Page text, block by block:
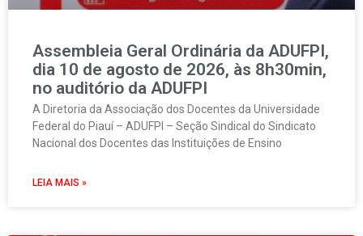
Assembleia Geral Ordinária da ADUFPI,
dia 10 de agosto de 2026, às 8h30min,
no auditório da ADUFPI
A Diretoria da Associação dos Docentes da Universidade
Federal do Piauí – ADUFPI – Seção Sindical do Sindicato
Nacional dos Docentes das Instituições de Ensino
LEIA MAIS »